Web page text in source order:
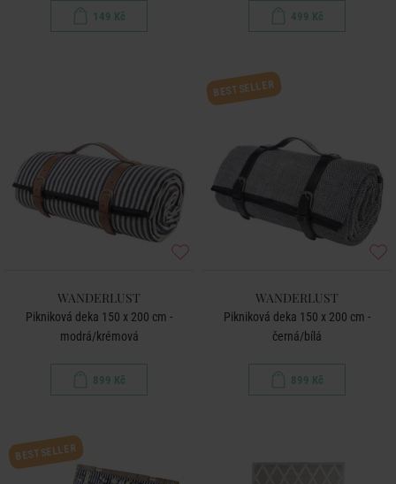
149 Kč 499 Kč
WANDERLUST
Pikniková deka 150 x 200 cm -
modrá/krémová
899 Kč
BESTSELLER
WANDERLUST
Pikniková deka 150 x 200 cm -
černá/bílá
899 Kč
BESTSELLER